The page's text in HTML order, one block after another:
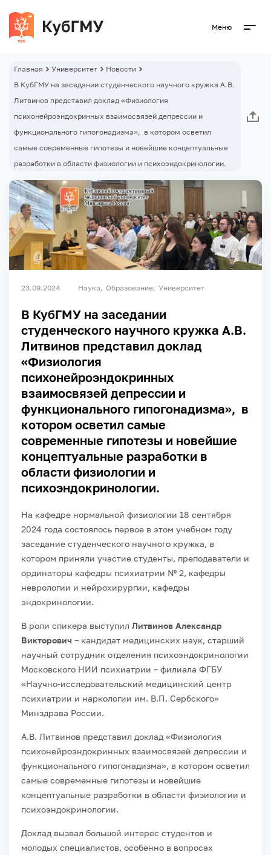
Меню
Главная Университет
Новости
В КубГМУ на заседании студенческого научного кружка А.В.
Литвинов представил доклад «Физиология
психонейроэндокринных взаимосвязей депрессии и
функционального гипогонадизма», в котором осветил
самые современные гипотезы и новейшие концептуальные
разработки в области физиологии и психоэндокринологии.
23.09.2024 Наука Образование Университет
В КубГМУ на заседании
студенческого научного кружка А.В.
Литвинов представил доклад
«Физиология
психонейроэндокринных
взаимосвязей депрессии и
функционального гипогонадизма», в
котором осветил самые
современные гипотезы и новейшие
концептуальные разработки в
области физиологии и
психоэндокринологии.
На кафедре нормальной физиологии 18 сентября
2024 года состоялось первое в этом учебном году
заседание студенческого научного кружка, в
котором приняли участие студенты, преподаватели и
ординаторы кафедры психиатрии № 2, кафедры
неврологии и нейрохирургии, кафедры
эндокринологии.
В роли спикера выступил Литвинов Александр
Викторович – кандидат медицинских наук, старший
научный сотрудник отделения психоэндокринологии
Московского НИИ психиатрии – филиала ФГБУ
«Научно-исследовательский медицинский центр
психиатрии и наркологии им. В.П. Сербского»
Минздрава России.
А.В. Литвинов представил доклад «Физиология
психонейроэндокринных взаимосвязей депрессии и
функционального гипогонадизма», в котором осветил
самые современные гипотезы и новейшие
концептуальные разработки в области физиологии и
психоэндокринологии.
Доклад вызвал большой интерес студентов и
молодых специалистов, особенно в вопросах